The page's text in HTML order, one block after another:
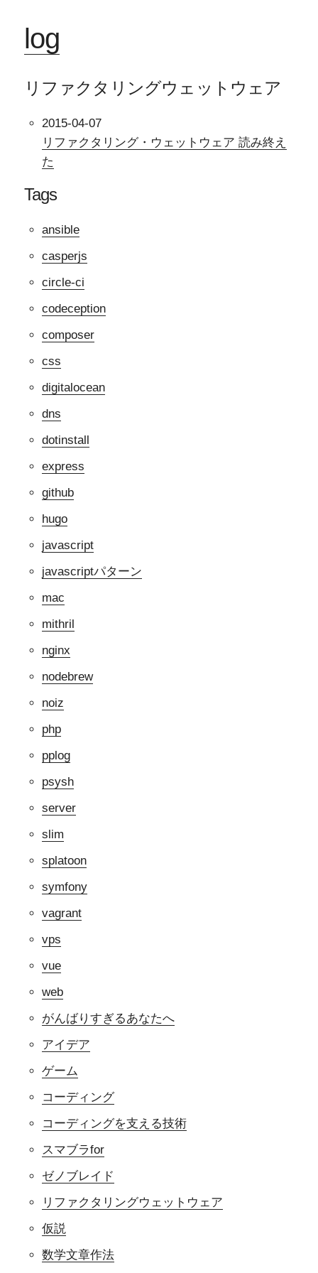
log
リファクタリングウェットウェア
2015-04-07
リファクタリング・ウェットウェア 読み終え
た
Tags
ansible
casperjs
circle-ci
codeception
composer
css
digitalocean
dns
dotinstall
express
github
hugo
javascript
javascriptパターン
mac
mithril
nginx
nodebrew
noiz
php
pplog
psysh
server
slim
splatoon
symfony
vagrant
vps
vue
web
がんばりすぎるあなたへ
アイデア
ゲーム
コーディング
コーディングを支える技術
スマブラfor
ゼノブレイド
リファクタリングウェットウェア
仮説
数学文章作法